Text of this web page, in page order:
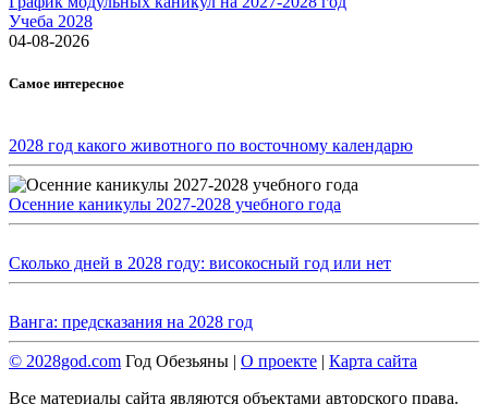
Учеба 2028
04-08-2026
Самое интересное
2028 год какого животного по восточному календарю
Осенние каникулы 2027-2028 учебного года
Сколько дней в 2028 году: високосный год или нет
Ванга: предсказания на 2028 год
© 2028god.com Год Обезьяны | О проекте | Карта сайта
Все материалы сайта являются объектами авторского права.